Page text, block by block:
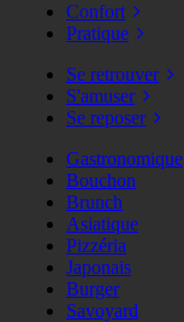
Confort
Pratique
Se retrouver
S'amuser
Se reposer
Gastronomique
Bouchon
Brunch
Asiatique
Pizzéria
Japonais
Burger
Savoyard